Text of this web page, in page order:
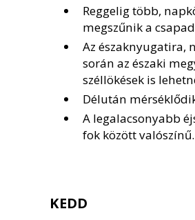
Reggelig több,
megszűnik a
Az északnyugatira,
során az északi
széllökések is
Délután
A legalacsonyabb
fok között valószínű.
KEDD